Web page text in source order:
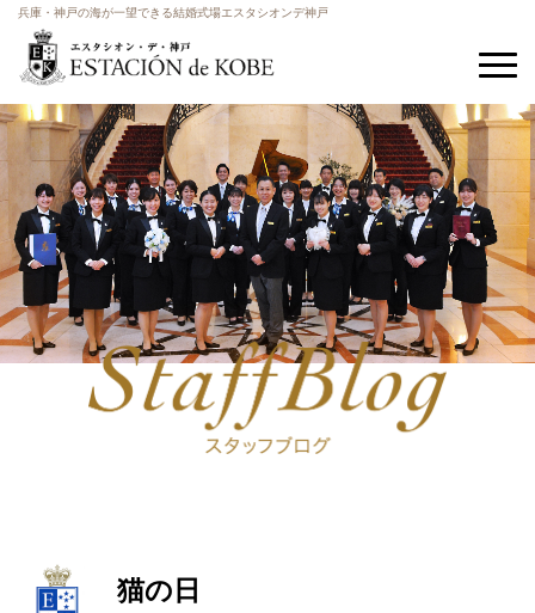
兵庫・神戸の海が一望できる結婚式場エスタシオンデ神戸
猫の日